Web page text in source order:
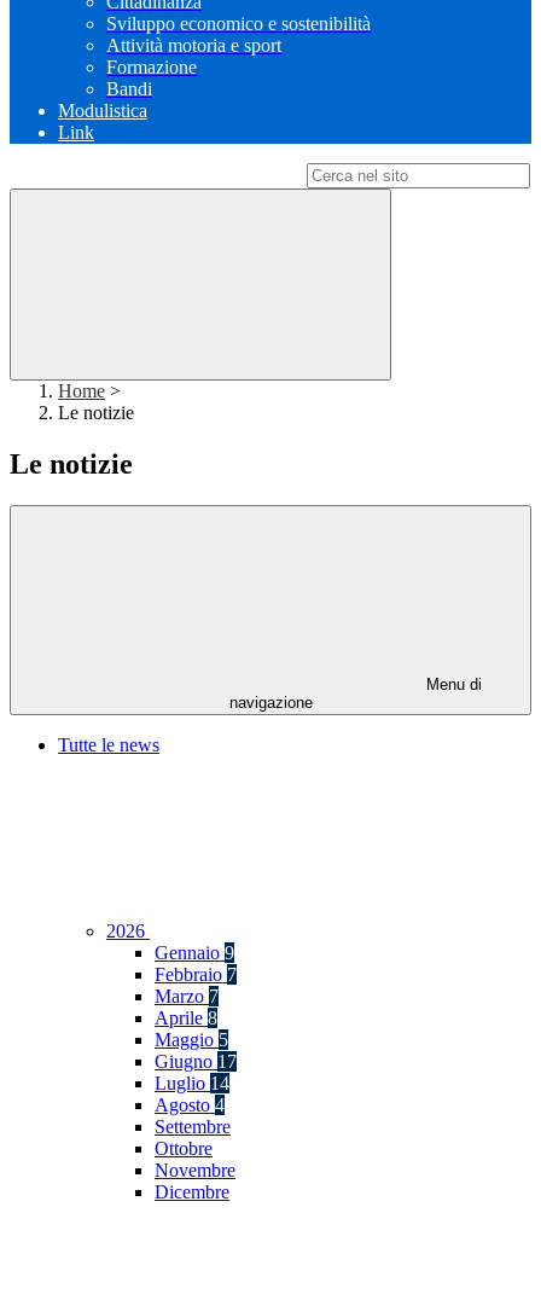
Sviluppo economico e sostenibilità
Attività motoria e sport
Formazione
Bandi
Modulistica
Link
Home >
Le notizie
Le notizie
Menu di
navigazione
Tutte le news
2026
Gennaio 9
Febbraio 7
Marzo 7
Aprile 8
Maggio 5
Giugno 17
Luglio 14
Agosto 4
Settembre
Ottobre
Novembre
Dicembre